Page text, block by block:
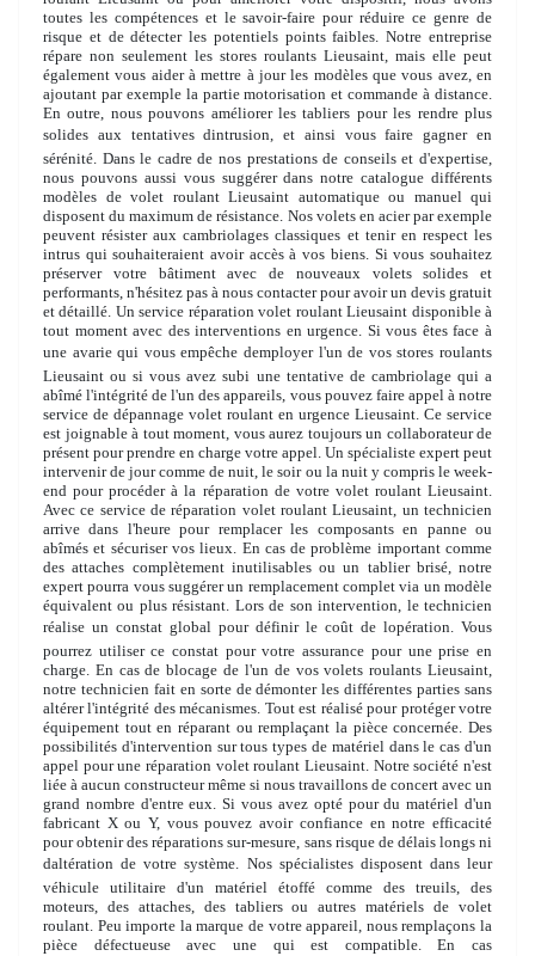
toutes les compétences et le savoir-faire pour réduire ce genre de
risque et de détecter les potentiels points faibles. Notre entreprise
répare non seulement les stores roulants Lieusaint, mais elle peut
également vous aider à mettre à jour les modèles que vous avez, en
ajoutant par exemple la partie motorisation et commande à distance.
En outre, nous pouvons améliorer les tabliers pour les rendre plus
solides aux tentatives dintrusion, et ainsi vous faire gagner en
sérénité. Dans le cadre de nos prestations de conseils et d'expertise,
nous pouvons aussi vous suggérer dans notre catalogue différents
modèles de volet roulant Lieusaint automatique ou manuel qui
disposent du maximum de résistance. Nos volets en acier par exemple
peuvent résister aux cambriolages classiques et tenir en respect les
intrus qui souhaiteraient avoir accès à vos biens. Si vous souhaitez
préserver votre bâtiment avec de nouveaux volets solides et
performants, n'hésitez pas à nous contacter pour avoir un devis gratuit
et détaillé. Un service réparation volet roulant Lieusaint disponible à
tout moment avec des interventions en urgence. Si vous êtes face à
une avarie qui vous empêche demployer l'un de vos stores roulants
Lieusaint ou si vous avez subi une tentative de cambriolage qui a
abîmé l'intégrité de l'un des appareils, vous pouvez faire appel à notre
service de dépannage volet roulant en urgence Lieusaint. Ce service
est joignable à tout moment, vous aurez toujours un collaborateur de
présent pour prendre en charge votre appel. Un spécialiste expert peut
intervenir de jour comme de nuit, le soir ou la nuit y compris le week-
end pour procéder à la réparation de votre volet roulant Lieusaint.
Avec ce service de réparation volet roulant Lieusaint, un technicien
arrive dans l'heure pour remplacer les composants en panne ou
abîmés et sécuriser vos lieux. En cas de problème important comme
des attaches complètement inutilisables ou un tablier brisé, notre
expert pourra vous suggérer un remplacement complet via un modèle
équivalent ou plus résistant. Lors de son intervention, le technicien
réalise un constat global pour définir le coût de lopération. Vous
pourrez utiliser ce constat pour votre assurance pour une prise en
charge. En cas de blocage de l'un de vos volets roulants Lieusaint,
notre technicien fait en sorte de démonter les différentes parties sans
altérer l'intégrité des mécanismes. Tout est réalisé pour protéger votre
équipement tout en réparant ou remplaçant la pièce concernée. Des
possibilités d'intervention sur tous types de matériel dans le cas d'un
appel pour une réparation volet roulant Lieusaint. Notre société n'est
liée à aucun constructeur même si nous travaillons de concert avec un
grand nombre d'entre eux. Si vous avez opté pour du matériel d'un
fabricant X ou Y, vous pouvez avoir confiance en notre efficacité
pour obtenir des réparations sur-mesure, sans risque de délais longs ni
daltération de votre système. Nos spécialistes disposent dans leur
véhicule utilitaire d'un matériel étoffé comme des treuils, des
moteurs, des attaches, des tabliers ou autres matériels de volet
roulant. Peu importe la marque de votre appareil, nous remplaçons la
pièce défectueuse avec une qui est compatible. En cas